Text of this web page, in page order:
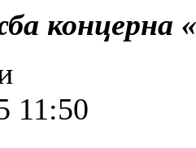
концерна
11:50